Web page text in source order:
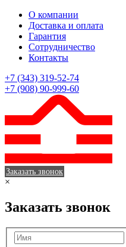
О компании
Доставка и оплата
Гарантия
Сотрудничество
Контакты
+7 (343) 319-52-74
+7 (908) 90-999-60
Заказать звонок
×
Заказать звонок